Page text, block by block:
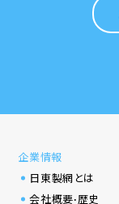
企業情報
日東製網とは
会社概要·歴史